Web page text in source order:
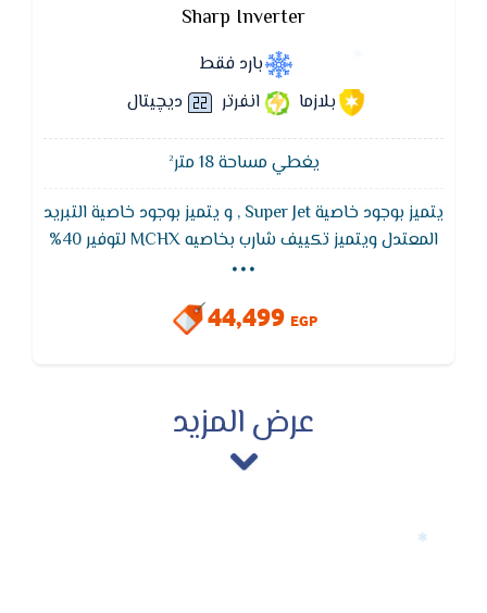
Sharp Inverter
بارد فقط
بلازما
انفرتر ديچيتال
يغطي مساحة 18 متر²
يتميز بوجود خاصية Super Jet , و يتميز بوجود خاصية التبريد
المعتدل ويتميز تكييف شارب بخاصيه MCHX لتوفير 40%
من استهلاك الكهرباء ,و يتميز بخاصيه التربو للقيام
السالبه والموجبه المحاربه للجراثيم والميكروبات
...
44,499 EGP
عرض المزيد